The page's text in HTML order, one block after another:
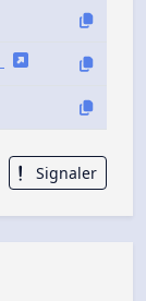
Signaler